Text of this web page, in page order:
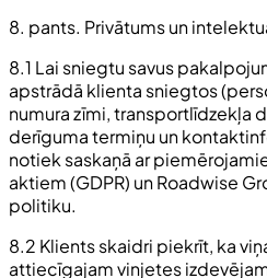
8. pants. Privātums un
8.1 Lai sniegtu savus
apstrādā klienta sniegtos
numura zīmi, transportlīdzekļa
derīguma termiņu un
notiek saskaņā ar
aktiem (GDPR) un Roadwise
politiku.
8.2 Klients skaidri piekrīt, ka
attiecīgajam vinjetes